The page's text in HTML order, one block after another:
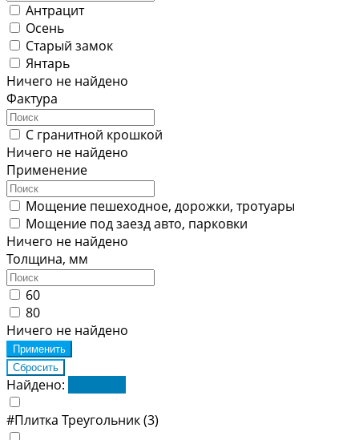
Антрацит
Осень
Старый замок
Янтарь
Ничего не найдено
Фактура
С гранитной крошкой
Ничего не найдено
Применение
Мощение пешеходное, дорожки, тротуары
Мощение под заезд авто, парковки
Ничего не найдено
Толщина, мм
60
80
Ничего не найдено
Найдено:
#Плитка Треугольник(3)